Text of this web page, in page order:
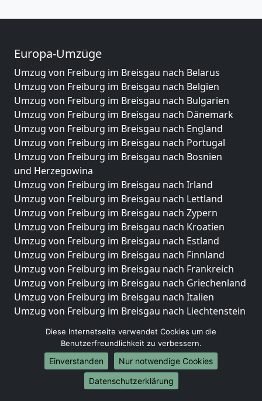
Europa-Umzüge
Umzug von Freiburg im Breisgau nach Belarus
Umzug von Freiburg im Breisgau nach Belgien
Umzug von Freiburg im Breisgau nach Bulgarien
Umzug von Freiburg im Breisgau nach Dänemark
Umzug von Freiburg im Breisgau nach England
Umzug von Freiburg im Breisgau nach Portugal
Umzug von Freiburg im Breisgau nach Bosnien
und Herzegowina
Umzug von Freiburg im Breisgau nach Irland
Umzug von Freiburg im Breisgau nach Lettland
Umzug von Freiburg im Breisgau nach Zypern
Umzug von Freiburg im Breisgau nach Kroatien
Umzug von Freiburg im Breisgau nach Estland
Umzug von Freiburg im Breisgau nach Finnland
Umzug von Freiburg im Breisgau nach Frankreich
Umzug von Freiburg im Breisgau nach Griechenland
Umzug von Freiburg im Breisgau nach Italien
Umzug von Freiburg im Breisgau nach Liechtenstein
Umzug von Freiburg im Breisgau nach Niederlande
Umzug von Freiburg im Breisgau nach Norwegen
Umzüge-Deutschlandweit
Diese Internetseite verwendet Cookies um die
Benutzerfreundlichkeit zu verbessern.
Einverstanden
Nur notwendige Cookies
Datenschutzerklärung